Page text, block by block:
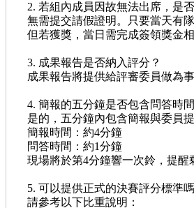
2. 若組內成員因故無法出席，是
無需提交請假證明。只要當天有
但若獲獎，當日需完成簽領獎金
3. 成果報告是否納入評分？
成果報告將提供給評審委員做為
4. 簡報的五分鐘是否包含問答時
是的，五分鐘內包含簡報與委員
簡報時間：約4分鐘
問答時間：約1分鐘
現場將於第4分鐘響一次鈴，提醒
5. 可以提供正式的決賽評分標準
請參考以下比重說明：